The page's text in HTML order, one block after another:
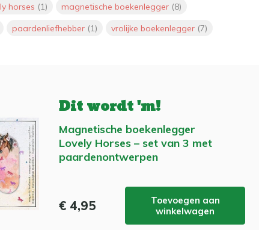
horses (1) magnetische boekenlegger (8)
paardenliefhebber (1) vrolijke boekenlegger (7)
Dit wordt 'm!
Magnetische boekenlegger
Lovely Horses – set van 3 met
paardenontwerpen
€ 4,95
Toevoegen aan
winkelwagen